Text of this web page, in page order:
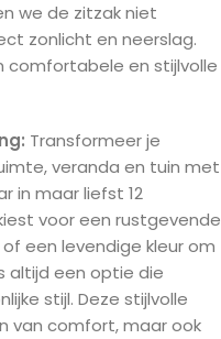
we de zitzak niet
zonlicht en neerslag.
comfortabele en stijlvolle
Transformeer je
veranda en tuin met
in maar liefst 12
voor een rustgevende
een levendige kleur om
altijd een optie die
stijl. Deze stijlvolle
van comfort, maar ook